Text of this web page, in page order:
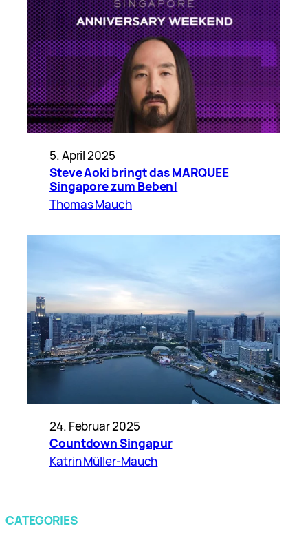
5. April 2025
Steve Aoki bringt das MARQUEE
Singapore zum Beben!
Thomas Mauch
24. Februar 2025
Countdown Singapur
Katrin Müller-Mauch
CATEGORIES